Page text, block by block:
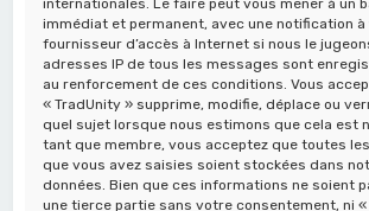
immédiat et permanent, avec une notification
fournisseur d’accès à Internet si nous le
adresses IP de tous les messages sont
au renforcement de ces conditions. Vous
« TradUnity » supprime, modifie, déplace ou
quel sujet lorsque nous estimons que cela est
tant que membre, vous acceptez que toutes
que vous avez saisies soient stockées dans
données. Bien que ces informations ne soient
une tierce partie sans votre consentement, ni «